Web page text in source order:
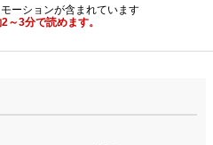
ーションが含まれています
～3分で読めます。